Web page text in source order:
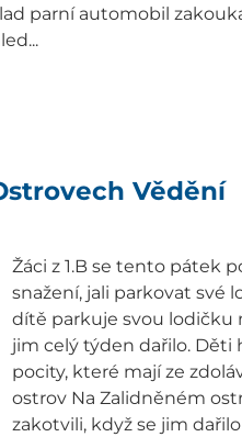
parní automobil
Vědění
Žáci z 1.B se tento pátek
snažení, jali parkovat své
dítě parkuje svou lodičku
jim celý týden dařilo. Děti
pocity, které mají ze
ostrov Na Zalidněném
zakotvili, když se jim